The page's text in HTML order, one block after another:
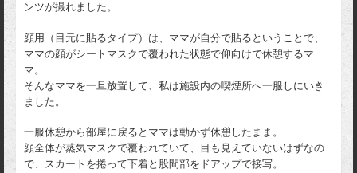
ンツが撮れました。
顔用（目元に貼るタイプ）は、ママが自分で貼るということで、
ママの顔がシートマスクで覆われた状態で仰向けで休憩するマ
マ。
そんなママを一旦放置して、私は施設内の喫煙所へ一服しにいき
ました。
一服休憩から部屋に戻るとママは動かず休憩したまま。
顔全体が蒸気マスクで覆われていて、目も見えていないはずなの
で、スカートを捲って下着と股間部をドアップで接写。